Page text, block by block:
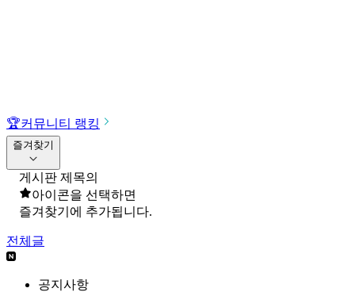
🏆커뮤니티 랭킹
즐겨찾기
게시판 제목의
아이콘을 선택하면
즐겨찾기에 추가됩니다.
전체글
공지사항